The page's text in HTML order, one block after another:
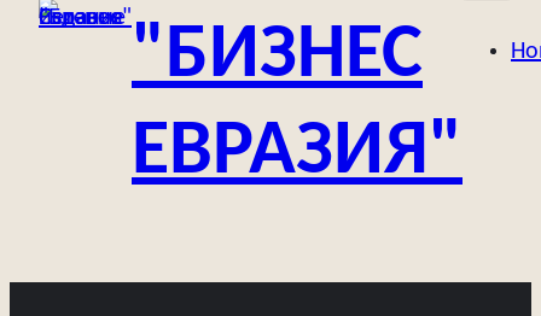
"БИЗНЕС
ЕВРАЗИЯ"